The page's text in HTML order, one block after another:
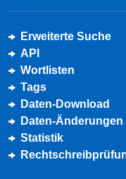
Erweiterte Suche
API
Wortlisten
Tags
Daten-Download
Daten-Änderungen
Statistik